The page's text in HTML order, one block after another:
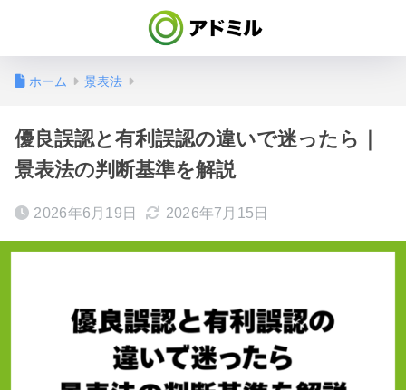
ホーム 景表法
優良誤認と有利誤認の違いで迷ったら｜
景表法の判断基準を解説
2026年6月19日 2026年7月15日